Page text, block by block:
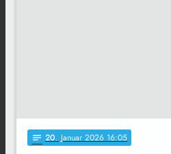
notes 20. Januar 2026 16:05